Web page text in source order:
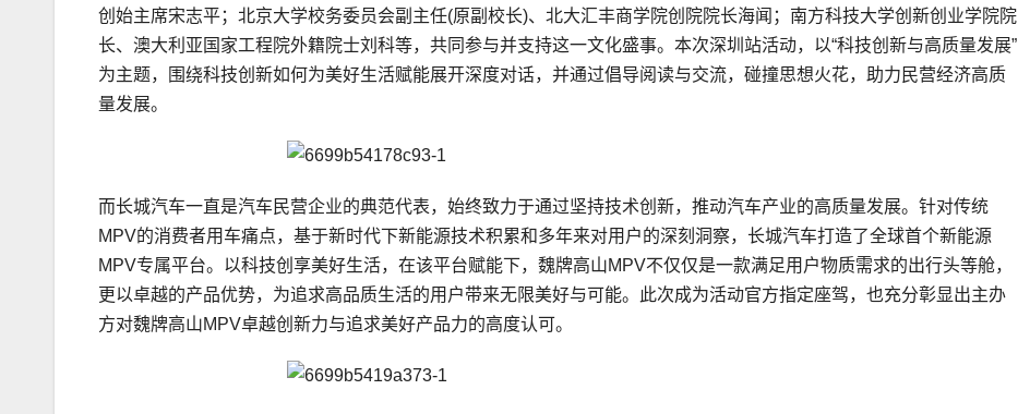
创始主席宋志平；北京大学校务委员会副主任(原副校长)、北大汇丰商学院创院院长海闻；南方科技大学创新创业学院院
长、澳大利亚国家工程院外籍院士刘科等，共同参与并支持这一文化盛事。本次深圳站活动，以“科技创新与高质量发展”
为主题，围绕科技创新如何为美好生活赋能展开深度对话，并通过倡导阅读与交流，碰撞思想火花，助力民营经济高质
量发展。
而长城汽车一直是汽车民营企业的典范代表，始终致力于通过坚持技术创新，推动汽车产业的高质量发展。针对传统
MPV的消费者用车痛点，基于新时代下新能源技术积累和多年来对用户的深刻洞察，长城汽车打造了全球首个新能源
MPV专属平台。以科技创享美好生活，在该平台赋能下，魏牌高山MPV不仅仅是一款满足用户物质需求的出行头等舱，
更以卓越的产品优势，为追求高品质生活的用户带来无限美好与可能。此次成为活动官方指定座驾，也充分彰显出主办
方对魏牌高山MPV卓越创新力与追求美好产品力的高度认可。